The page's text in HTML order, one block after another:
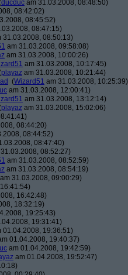
ducduc am 31.03.2008, 08:48:50)
08:42:02)
08:45:52)
08:47:15)
31.03.2008, 08:50:13)
am 31.03.2008, 09:58:08)
am 31.03.2008, 10:00:26)
am 31.03.2008, 10:17:45)
playaz am 31.03.2008, 10:21:44)
(Wizard51 am 31.03.2008, 10:25:39)
am 31.03.2008, 12:00:41)
am 31.03.2008, 13:12:14)
playaz am 31.03.2008, 15:02:06)
08:44:20)
08:44:52)
08:47:40)
08:52:27)
am 31.03.2008, 08:52:59)
am 31.03.2008, 08:54:19)
am 31.03.2008, 09:00:29)
16:42:48)
18:32:19)
19:25:43)
19:31:41)
01.04.2008, 19:36:51)
01.04.2008, 19:40:37)
am 01.04.2008, 19:42:59)
am 01.04.2008, 19:52:47)